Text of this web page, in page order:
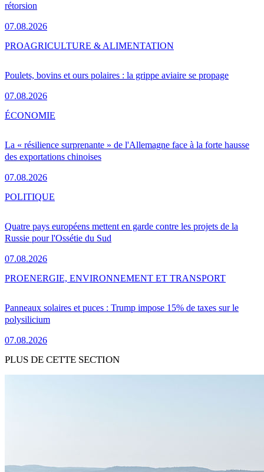
rétorsion
07.08.2026
Poulets, bovins et ours polaires : la grippe aviaire se propage
07.08.2026
PROAGRICULTURE & ALIMENTATION
La « résilience surprenante » de l'Allemagne face à la forte hausse
des exportations chinoises
07.08.2026
ÉCONOMIE
Quatre pays européens mettent en garde contre les projets de la
Russie pour l'Ossétie du Sud
07.08.2026
POLITIQUE
Panneaux solaires et puces : Trump impose 15% de taxes sur le
polysilicium
07.08.2026
PROENERGIE, ENVIRONNEMENT ET TRANSPORT
PLUS DE CETTE SECTION